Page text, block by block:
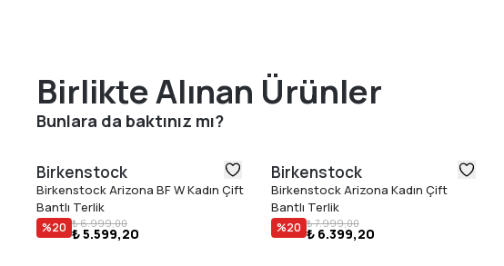
Birlikte Alınan Ürünler
Bunlara da baktınız mı?
Birkenstock
Birkenstock Arizona BF W Kadın Çift
Bantlı Terlik
%20 ₺ 6.999,00
₺ 5.599,20
Birkenstock
Birkenstock Arizona Kadın Çift
Bantlı Terlik
%20 ₺ 7.999,00
₺ 6.399,20